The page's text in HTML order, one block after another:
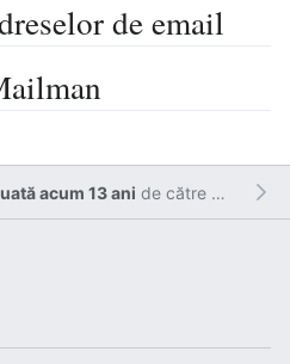
de email
acum 13 ani de către